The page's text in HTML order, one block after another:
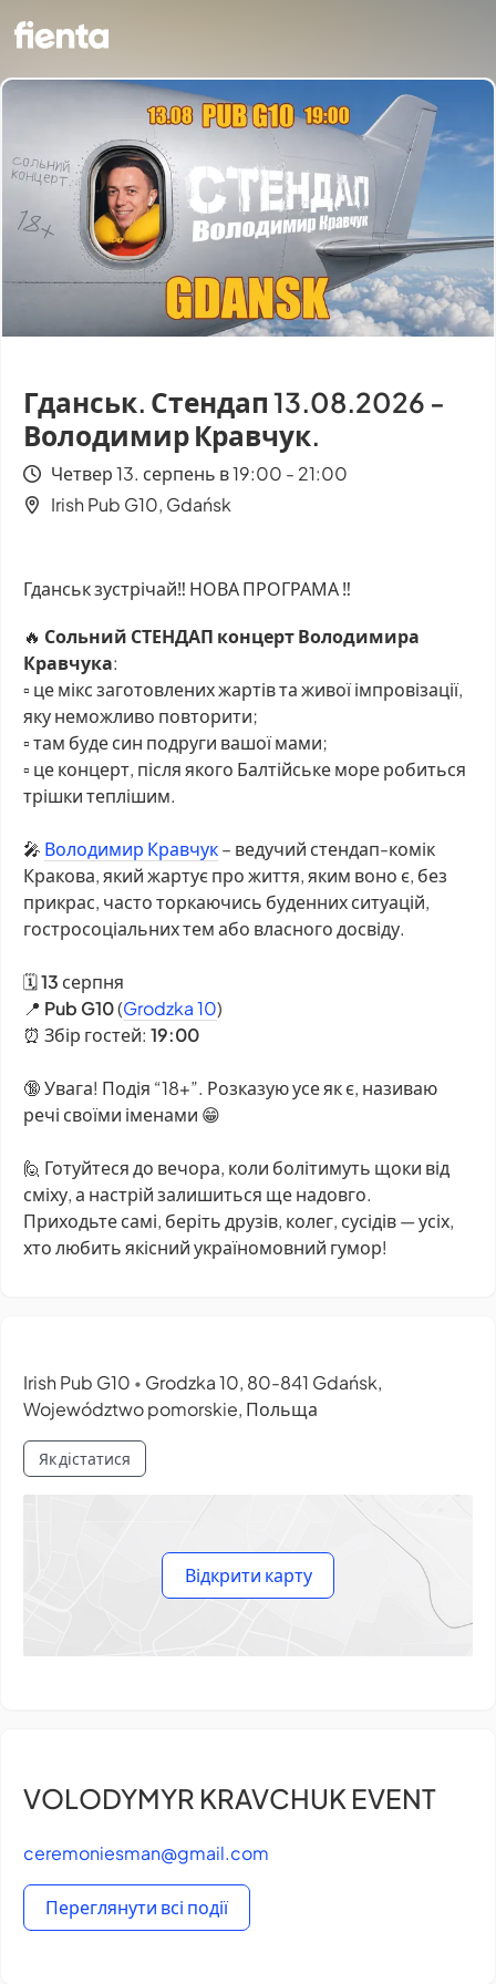
Гданськ. Стендап 13.08.2026 -
Володимир Кравчук.
Четвер 13. серпень в 19:00 - 21:00
Irish Pub G10, Gdańsk
Гданськ зустрічай‼️ НОВА ПРОГРАМА ‼️
🔥 Сольний СТЕНДАП концерт Володимира
Кравчука:
▫️ це мікс заготовлених жартів та живої імпровізації,
яку неможливо повторити;
▫️ там буде син подруги вашої мами;
▫️ це концерт, після якого Балтійське море робиться
трішки теплішим.
🎤 Володимир Кравчук– ведучий стендап-комік
Кракова, який жартує про життя, яким воно є, без
прикрас, часто торкаючись буденних ситуацій,
гостросоціальних тем або власного досвіду.
🗓13 серпня
📍 Pub G10(Grodzka 10)
⏰ Збір гостей: 19:00
🔞 Увага! Подія “18+”. Розказую усе як є, називаю
речі своїми іменами 😁
🙋 Готуйтеся до вечора, коли болітимуть щоки від
сміху, а настрій залишиться ще надовго.
Приходьте самі, беріть друзів, колег, сусідів — усіх,
хто любить якісний україномовний гумор!
Irish Pub G10 • Grodzka 10, 80-841 Gdańsk,
Województwo pomorskie, Польща
Як дістатися
Відкрити карту
VOLODYMYR KRAVCHUK EVENT
ceremoniesman@gmail.com
Переглянути всі події